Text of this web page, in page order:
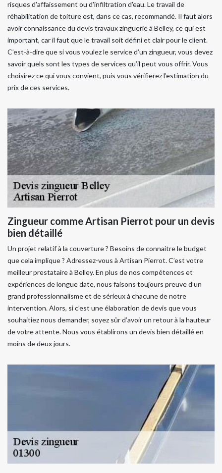
risques d'affaissement ou d'infiltration d'eau. Le travail de
réhabilitation de toiture est, dans ce cas, recommandé. Il faut alors
avoir connaissance du devis travaux zinguerie à Belley, ce qui est
important, car il faut que le travail soit défini et clair pour le client.
C’est-à-dire que si vous voulez le service d’un zingueur, vous devez
savoir quels sont les types de services qu’il peut vous offrir. Vous
choisirez ce qui vous convient, puis vous vérifierez l’estimation du
prix de ces services.
Zingueur comme Artisan Pierrot pour un devis
bien détaillé
Un projet relatif à la couverture ? Besoins de connaitre le budget
que cela implique ? Adressez-vous à Artisan Pierrot. C’est votre
meilleur prestataire à Belley. En plus de nos compétences et
expériences de longue date, nous faisons toujours preuve d’un
grand professionnalisme et de sérieux à chacune de notre
intervention. Alors, si c’est une élaboration de devis que vous
souhaitiez nous demander, soyez sûr d’avoir un retour à la hauteur
de votre attente. Nous vous établirons un devis bien détaillé en
moins de deux jours.